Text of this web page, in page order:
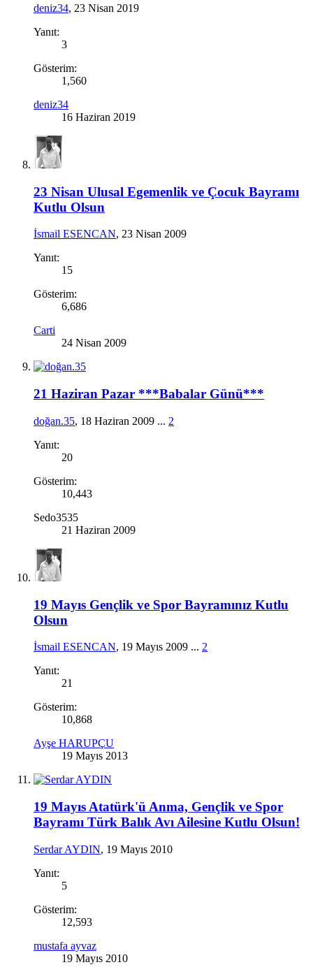
deniz34, 23 Nisan 2019
Yanıt:
3
Gösterim:
1,560
deniz34
16 Haziran 2019
23 Nisan Ulusal Egemenlik ve Çocuk Bayramı
Kutlu Olsun
İsmail ESENCAN, 23 Nisan 2009
Yanıt:
15
Gösterim:
6,686
Carti
24 Nisan 2009
21 Haziran Pazar ***Babalar Günü***
doğan.35, 18 Haziran 2009 ... 2
Yanıt:
20
Gösterim:
10,443
Sedo3535
21 Haziran 2009
19 Mayıs Gençlik ve Spor Bayramınız Kutlu
Olsun
İsmail ESENCAN, 19 Mayıs 2009 ... 2
Yanıt:
21
Gösterim:
10,868
Ayşe HARUPÇU
19 Mayıs 2013
19 Mayıs Atatürk'ü Anma, Gençlik ve Spor
Bayramı Türk Balık Avı Ailesine Kutlu Olsun!
Serdar AYDIN, 19 Mayıs 2010
Yanıt:
5
Gösterim:
12,593
mustafa ayvaz
19 Mayıs 2010